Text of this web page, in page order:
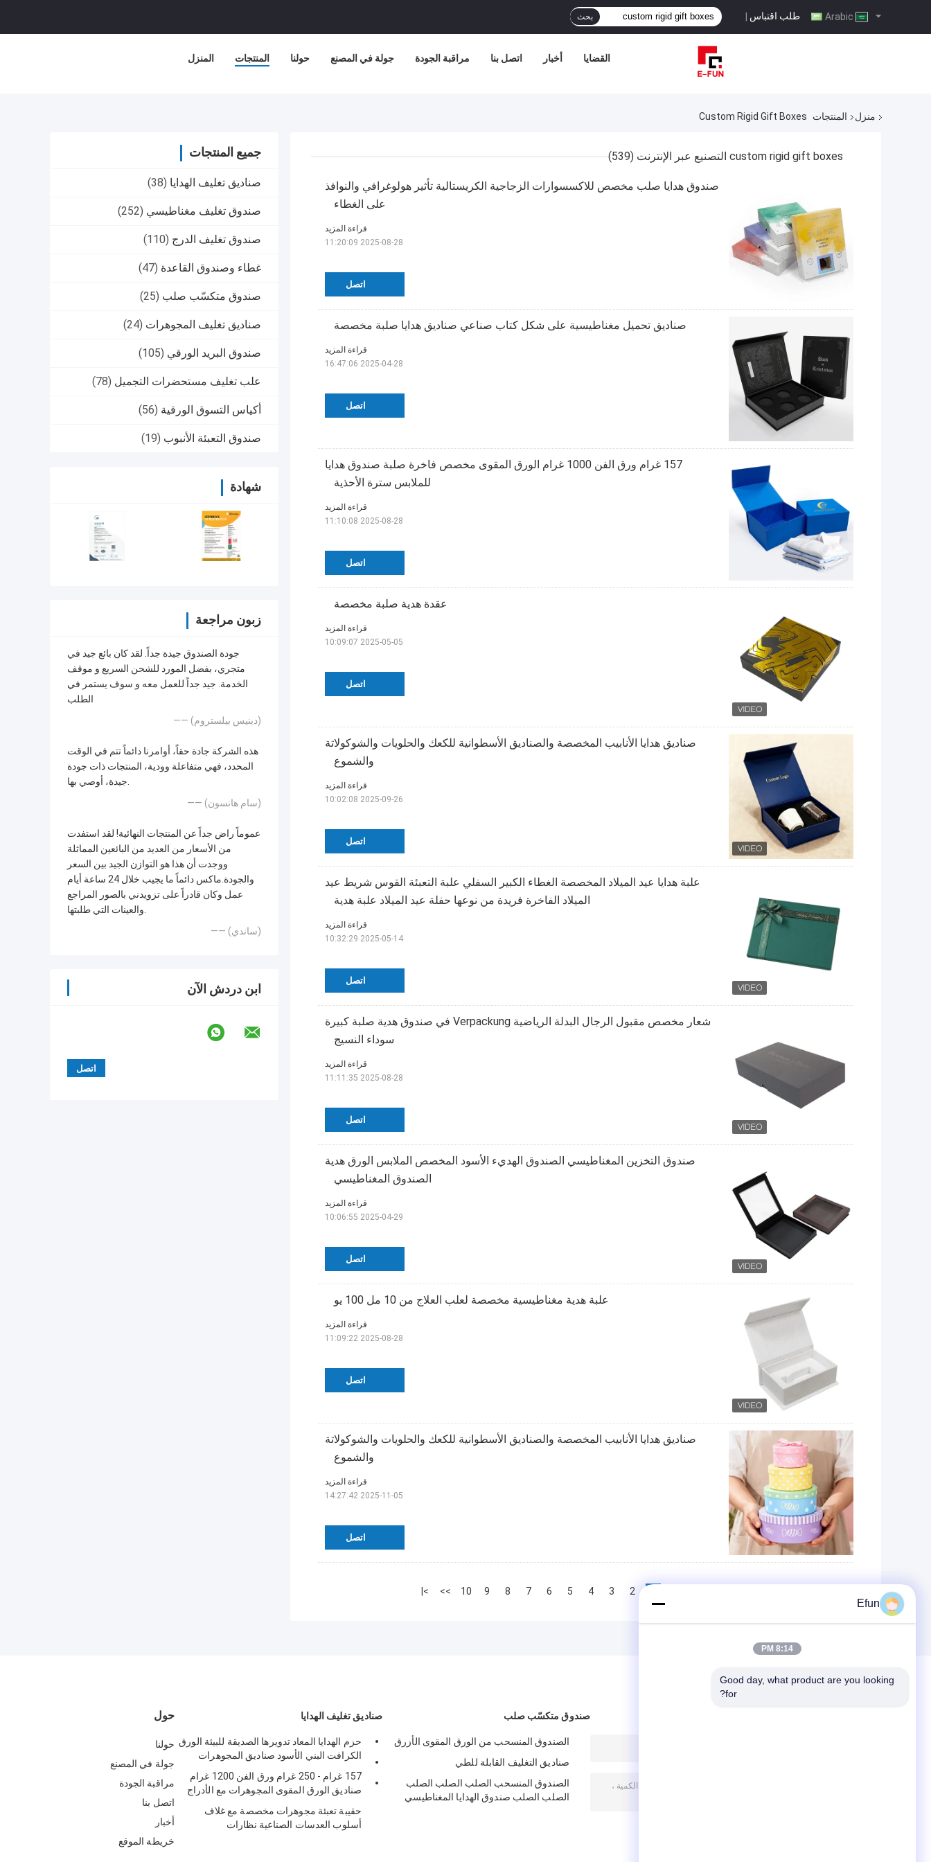
طلب اقتباس | بحث
المنزل المنتجات حولنا جولة في المصنع مراقبة الجودة اتصل بنا أخبار القضايا
منزل المنتجات Custom Rigid Gift Boxes
جميع المنتجات
صناديق تغليف الهدايا (38)
صندوق تغليف مغناطيسي (252)
صندوق تغليف الدرج (110)
غطاء وصندوق القاعدة (47)
صندوق متكسّب صلب (25)
صناديق تغليف المجوهرات (24)
صندوق البريد الورقي (105)
علب تغليف مستحضرات التجميل (78)
أكياس التسوق الورقية (56)
صندوق التعبئة الأنبوب (19)
شهادة
زبون مراجعة
جودة الصندوق جيدة جداً. لقد كان بائع جيد في
متجري، بفضل المورد للشحن السريع و موقف
الخدمة. جيد جداً للعمل معه و سوف يستمر في
الطلب
—— (دينيس بيلستروم)
هذه الشركة جادة حقاً، أوامرنا دائماً تتم في الوقت
المحدد، فهي متفاعلة وودية، المنتجات ذات جودة
جيدة، أوصي بها.
—— (سام هانسون)
عموماً راض جداً عن المنتجات النهائية! لقد استفدت
من الأسعار من العديد من البائعين المماثلة
ووجدت أن هذا هو التوازن الجيد بين السعر
والجودة.ماكس دائماً ما يجيب خلال 24 ساعة أيام
عمل وكان قادراً على تزويدني بالصور المراجع
والعينات التي طلبتها.
—— (ساندي)
ابن دردش الآن
custom rigid gift boxes التصنيع عبر الإنترنت (539)
صندوق هدايا صلب مخصص للاكسسوارات الزجاجية الكريستالية تأثير هولوغرافي والنوافذ
على الغطاء
اتصل
قراءة المزيد
2025-08-28 11:20:09
صناديق تحميل مغناطيسية على شكل كتاب صناعي صناديق هدايا صلبة مخصصة
اتصل
قراءة المزيد
2025-04-28 16:47:06
157 غرام ورق الفن 1000 غرام الورق المقوى مخصص فاخرة صلبة صندوق هدايا
للملابس سترة الأحذية
اتصل
قراءة المزيد
2025-08-28 11:10:08
عقدة هدية صلبة مخصصة
اتصل
قراءة المزيد
2025-05-05 10:09:07
صناديق هدايا الأنابيب المخصصة والصناديق الأسطوانية للكعك والحلويات والشوكولاتة
والشموع
اتصل
قراءة المزيد
2025-09-26 10:02:08
علبة هدايا عيد الميلاد المخصصة الغطاء الكبير السفلي علبة التعبئة القوس شريط عيد
الميلاد الفاخرة فريدة من نوعها حفلة عيد الميلاد علبة هدية
اتصل
قراءة المزيد
2025-05-14 10:32:29
شعار مخصص مقبول الرجال البدلة الرياضية Verpackung في صندوق هدية صلبة كبيرة
سوداء النسيج
اتصل
قراءة المزيد
2025-08-28 11:11:35
صندوق التخزين المغناطيسي الصندوق الهديء الأسود المخصص الملابس الورق هدية
الصندوق المغناطيسي
اتصل
قراءة المزيد
2025-04-29 10:06:55
علبة هدية مغناطيسية مخصصة لعلب العلاج من 10 مل 100 يو
اتصل
قراءة المزيد
2025-08-28 11:09:22
صناديق هدايا الأنابيب المخصصة والصناديق الأسطوانية للكعك والحلويات والشوكولاتة
والشموع
اتصل
قراءة المزيد
2025-11-05 14:27:42
2
3
4
5
6
7
8
9
10
>>
>|
حول
حولنا
جولة في المصنع
مراقبة الجودة
اتصل بنا
أخبار
خريطة الموقع
صناديق تغليف الهدايا
حزم الهدايا المعاد تدويرها الصديقة للبيئة الورق
الكرافت البني الأسود صناديق المجوهرات
157 غرام - 250 غرام ورق الفن 1200 غرام
صناديق الورق المقوى المجوهرات مع الأدراج
حقيبة تعبئة مجوهرات مخصصة مع غلاف
أسلوب العدسات الصناعية نظارات
صندوق متكسّب صلب
الصندوق المنسحب من الورق المقوى الأزرق
صناديق التغليف القابلة للطي
الصندوق المنسحب الصلب الصلب الصلب
الصلب الصلب صندوق الهدايا المغناطيسي
Efun
8:14 PM
Good day, what product are you looking
for?